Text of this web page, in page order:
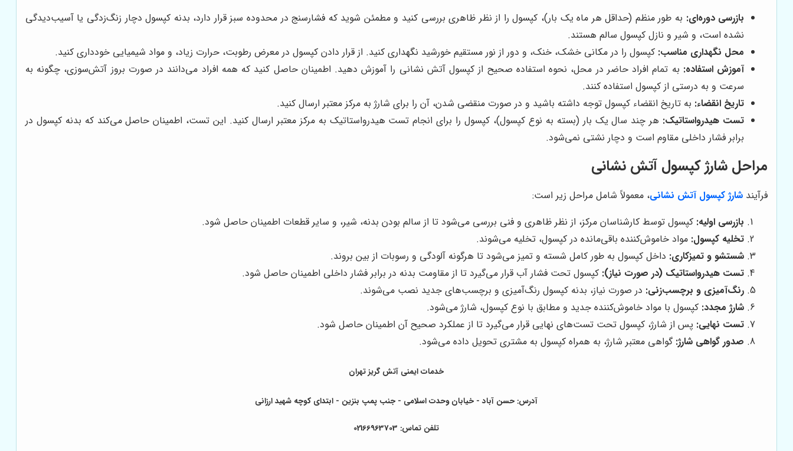
بازرسی دوره‌ای: به طور منظم (حداقل هر ماه یک بار)، کپسول را از نظر ظاهری بررسی کنید و مطمئن شوید که فشارسنج در محدوده سبز قرار دارد، بدنه کپسول دچار زنگ‌زدگی یا آسیب‌دیدگی
نشده است، و شیر و نازل کپسول سالم هستند.
محل نگهداری مناسب: کپسول را در مکانی خشک، خنک، و دور از نور مستقیم خورشید نگهداری کنید. از قرار دادن کپسول در معرض رطوبت، حرارت زیاد، و مواد شیمیایی خودداری کنید.
آموزش استفاده: به تمام افراد حاضر در محل، نحوه استفاده صحیح از کپسول آتش نشانی را آموزش دهید. اطمینان حاصل کنید که همه افراد می‌دانند در صورت بروز آتش‌سوزی، چگونه به
سرعت و به درستی از کپسول استفاده کنند.
تاریخ انقضاء: به تاریخ انقضاء کپسول توجه داشته باشید و در صورت منقضی شدن، آن را برای شارژ به مرکز معتبر ارسال کنید.
تست هیدرواستاتیک: هر چند سال یک بار (بسته به نوع کپسول)، کپسول را برای انجام تست هیدرواستاتیک به مرکز معتبر ارسال کنید. این تست، اطمینان حاصل می‌کند که بدنه کپسول در
برابر فشار داخلی مقاوم است و دچار نشتی نمی‌شود.
مراحل شارژ کپسول آتش نشانی
فرآیند شارژ کپسول آتش نشانی، معمولاً شامل مراحل زیر است:
بازرسی اولیه: کپسول توسط کارشناسان مرکز، از نظر ظاهری و فنی بررسی می‌شود تا از سالم بودن بدنه، شیر، و سایر قطعات اطمینان حاصل شود.
تخلیه کپسول: مواد خاموش‌کننده باقی‌مانده در کپسول، تخلیه می‌شوند.
شستشو و تمیزکاری: داخل کپسول به طور کامل شسته و تمیز می‌شود تا هرگونه آلودگی و رسوبات از بین بروند.
تست هیدرواستاتیک (در صورت نیاز): کپسول تحت فشار آب قرار می‌گیرد تا از مقاومت بدنه در برابر فشار داخلی اطمینان حاصل شود.
رنگ‌آمیزی و برچسب‌زنی: در صورت نیاز، بدنه کپسول رنگ‌آمیزی و برچسب‌های جدید نصب می‌شوند.
شارژ مجدد: کپسول با مواد خاموش‌کننده جدید و مطابق با نوع کپسول، شارژ می‌شود.
تست نهایی: پس از شارژ، کپسول تحت تست‌های نهایی قرار می‌گیرد تا از عملکرد صحیح آن اطمینان حاصل شود.
صدور گواهی شارژ: گواهی معتبر شارژ، به همراه کپسول به مشتری تحویل داده می‌شود.
خدمات ایمنی آتش گریز تهران
آدرس: حسن آباد - خیابان وحدت اسلامی - جنب پمپ بنزین - ابتدای کوچه شهید ارزانی
تلفن تماس: 02166963703